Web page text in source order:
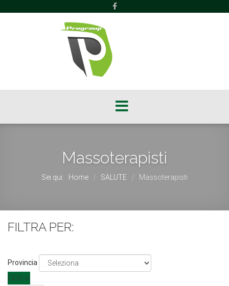
Massoterapisti
Sei qui: Home / SALUTE / Massoterapisti
FILTRA PER:
Provincia
CERCA